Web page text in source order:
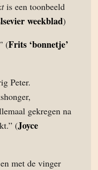
is een toonbeeld
weekblad)
(Frits ‘bonnetje’
Peter.
gekregen na
(Joyce
met de vinger